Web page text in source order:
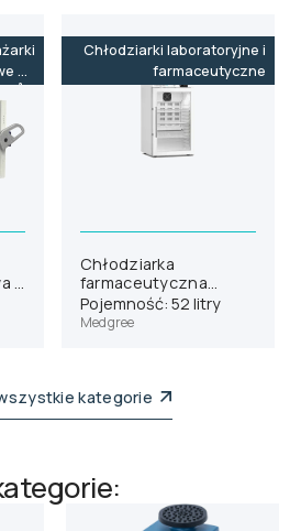
do
Chłodziarki laboratoryjne i
farmaceutyczne
Chłodziarka
farmaceutyczna
Medgree MLRE 66 G
Pojemność: 52 litry
Medgree
kategorie